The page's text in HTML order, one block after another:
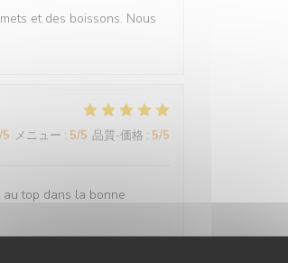
et des boissons. Nous
/5 メニュー : 5/5 品質-価格 : 5/5
top dans la bonne